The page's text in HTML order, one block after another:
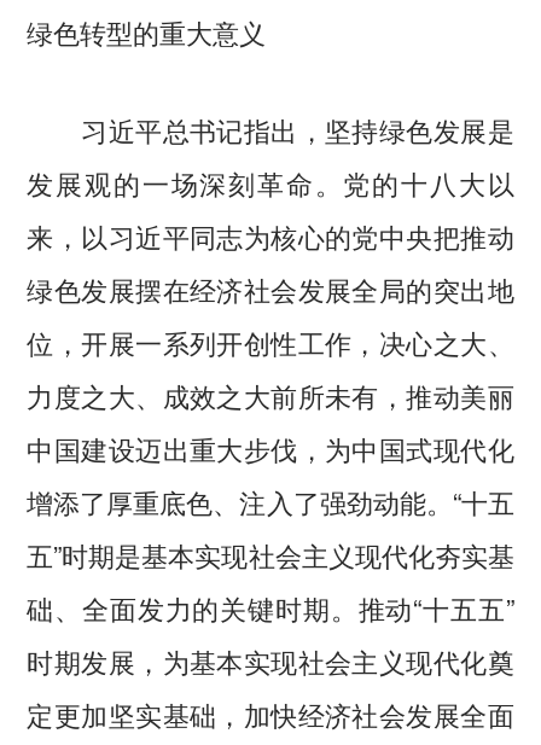
绿色转型的重大意义
习近平总书记指出，坚持绿色发展是
发展观的一场深刻革命。党的十八大以
来，以习近平同志为核心的党中央把推动
绿色发展摆在经济社会发展全局的突出地
位，开展一系列开创性工作，决心之大、
力度之大、成效之大前所未有，推动美丽
中国建设迈出重大步伐，为中国式现代化
增添了厚重底色、注入了强劲动能。“十五
五”时期是基本实现社会主义现代化夯实基
础、全面发力的关键时期。推动“十五五”
时期发展，为基本实现社会主义现代化奠
定更加坚实基础，加快经济社会发展全面